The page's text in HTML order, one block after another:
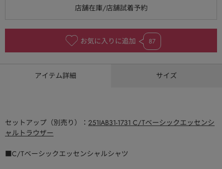
お気に入りに追加 87
アイテム詳細 サイズ
セットアップ（別売り）： 251IAB31-1731 C/Tベーシックエッセンシ
ャルトラウザー
■C/Tベーシックエッセンシャルシャツ